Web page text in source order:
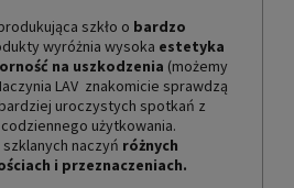
szkło o bardzo
wyróżnia wysoka estetyka
na uszkodzenia (możemy
LAV znakomicie sprawdzą
uroczystych spotkań z
użytkowania.
naczyń różnych
i przeznaczeniach.